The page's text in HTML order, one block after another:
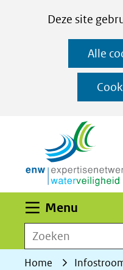
CookiesDeze site
website
worden
toegestaan
geweigerd.
Alle
Menu
Zoeken
Home